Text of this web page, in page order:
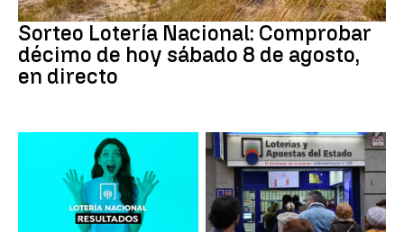
Lotería Nacional
Sorteo Lotería Nacional: Comprobar
décimo de hoy sábado 8 de agosto,
en directo
Lotería Nacional de España Loterías